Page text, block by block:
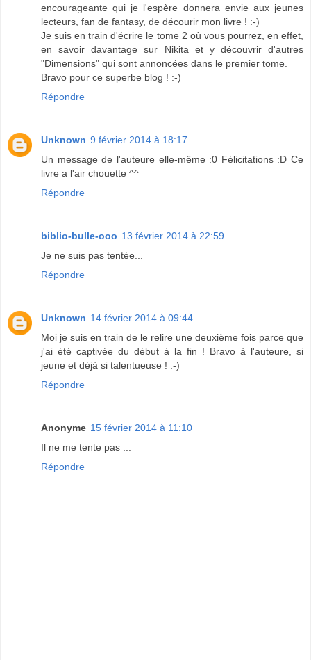
encourageante qui je l'espère donnera envie aux jeunes
lecteurs, fan de fantasy, de décourir mon livre ! :-)
Je suis en train d'écrire le tome 2 où vous pourrez, en effet,
en savoir davantage sur Nikita et y découvrir d'autres
"Dimensions" qui sont annoncées dans le premier tome.
Bravo pour ce superbe blog ! :-)
Répondre
Unknown 9 février 2014 à 18:17
Un message de l'auteure elle-même :0 Félicitations :D Ce
livre a l'air chouette ^^
Répondre
biblio-bulle-ooo 13 février 2014 à 22:59
Je ne suis pas tentée...
Répondre
Unknown 14 février 2014 à 09:44
Moi je suis en train de le relire une deuxième fois parce que
j'ai été captivée du début à la fin ! Bravo à l'auteure, si
jeune et déjà si talentueuse ! :-)
Répondre
Anonyme 15 février 2014 à 11:10
Il ne me tente pas ...
Répondre